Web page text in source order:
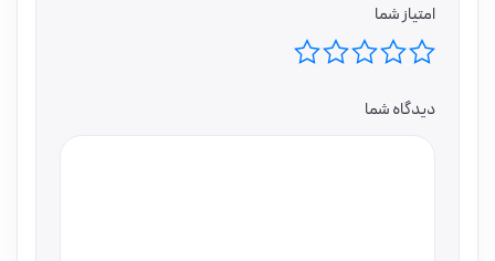
امتیاز شما
دیدگاه شما